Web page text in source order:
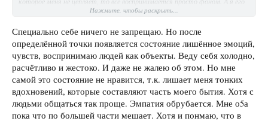
наблюдаю. Не чувствуя никакой обязательности своего участия.
автоматической реакции, выработать ее в себе - удаляться от ситуации
на безопасное расстояние. Чтобы чужие эмоции не могли "достать".
Ведь это не больше, чем кино на собственном внутреннем киноэкране.
Отключение эмоций, это что? Нахождение в гуще событий и при этом
запрет на самовыражение?
Нажмите, чтобы раскрыть...
Специально себе ничего не запрещаю. Но после
определённой точки появляется состояние лишённое эмоций,
чувств, воспринимаю людей как объекты. Веду себя холодно,
расчётливо и жестоко. И даже не жалею об этом. Но мне
самой это состояние не нравится, т.к. лишает меня тонких
вдохновений, которые составляют часть моего бытия. Хотя с
людьми общаться так проще. Эмпатия обрубается. Мне о5а
пока что по большей части мешает. Хотя и понмаю, что в